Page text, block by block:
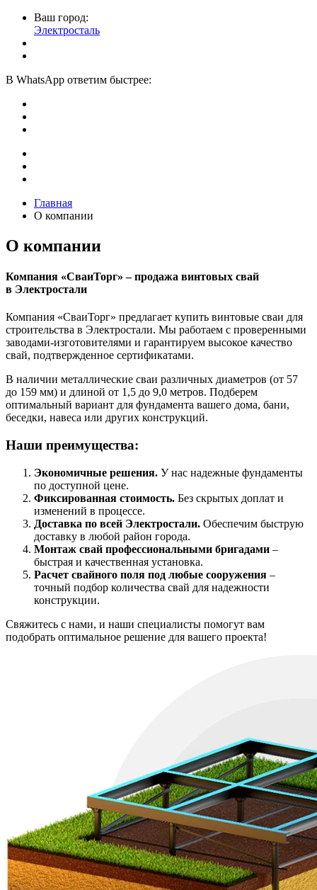
Ваш город:
Электросталь
В WhatsApp ответим быстрее:
Главная
О компании
О компании
Компания «СваиТорг» – продажа винтовых свай
в Электростали
Компания «СваиТорг» предлагает купить винтовые сваи для
строительства в Электростали. Мы работаем с проверенными
заводами-изготовителями и гарантируем высокое качество
свай, подтвержденное сертификатами.
В наличии металлические сваи различных диаметров (от 57
до 159 мм) и длиной от 1,5 до 9,0 метров. Подберем
оптимальный вариант для фундамента вашего дома, бани,
беседки, навеса или других конструкций.
Наши преимущества:
Экономичные решения. У нас надежные фундаменты
по доступной цене.
Фиксированная стоимость. Без скрытых доплат и
изменений в процессе.
Доставка по всей Электростали. Обеспечим быструю
доставку в любой район города.
Монтаж свай профессиональными бригадами –
быстрая и качественная установка.
Расчет свайного поля под любые сооружения –
точный подбор количества свай для надежности
конструкции.
Свяжитесь с нами, и наши специалисты помогут вам
подобрать оптимальное решение для вашего проекта!